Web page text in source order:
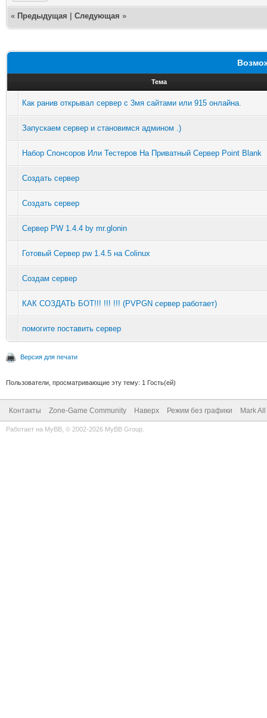
« Предыдущая Следующая »
Тема
Как ранив открывал сервер с 3мя сайтами или 915 онлайна.
Запускаем сервер и становимся админом .)
Набор Спонсоров Или Тестеров На Приватный Сервер Point Blank
Создать сервер
Создать сервер
Сервер PW 1.4.4 by mr.glonin
Готовый Сервер pw 1.4.5 на Colinux
Создам сервер
КАК СОЗДАТЬ БОТ!!! !!! !!! (PVPGN сервер работает)
помогите поставить сервер
Версия для печати
Пользователи, просматривающие эту тему: 1 Гость(ей)
Контакты Zone-Game Community Наверх Режим без графики Mark
Работает на MyBB , © 2002-2026 MyBB Group